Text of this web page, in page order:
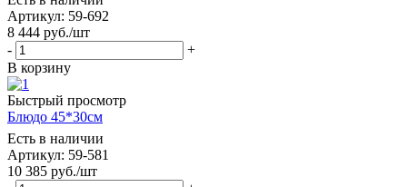
Артикул: 59-692
8 444 руб./шт
-
+
В корзину
Быстрый просмотр
Блюдо 45*30см
Есть в наличии
Артикул: 59-581
10 385 руб./шт